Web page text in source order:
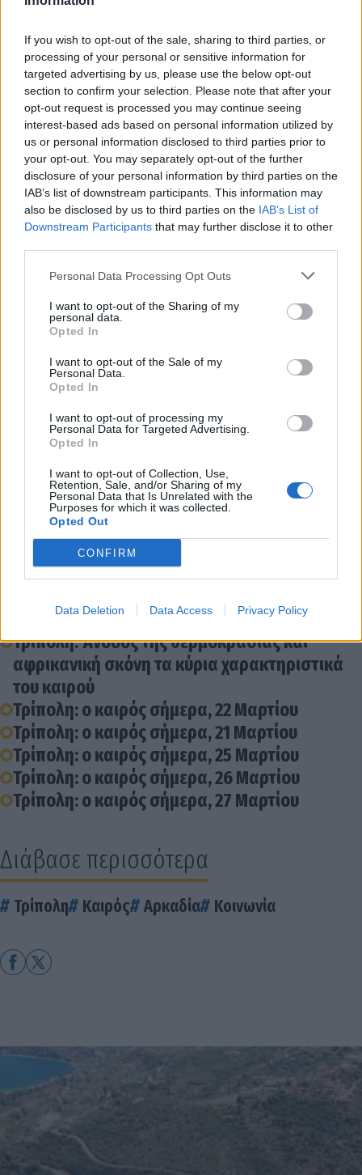
If you wish to opt-out of the sale, sharing to third parties, or
processing of your personal or sensitive information for
targeted advertising by us, please use the below opt-out
section to confirm your selection. Please note that after your
opt-out request is processed you may continue seeing
interest-based ads based on personal information utilized by
us or personal information disclosed to third parties prior to
your opt-out. You may separately opt-out of the further
disclosure of your personal information by third parties on the
IAB’s list of downstream participants. This information may
also be disclosed by us to third parties on the IAB’s List of
Downstream Participants that may further disclose it to other
Personal Data Processing Opt Outs
I want to opt-out of the Sharing of my
personal data.
Opted In
I want to opt-out of the Sale of my
Personal Data.
Opted In
I want to opt-out of processing my
Personal Data for Targeted Advertising.
Opted In
I want to opt-out of Collection, Use,
Retention, Sale, and/or Sharing of my
Personal Data that Is Unrelated with the
Purposes for which it was collected.
Opted Out
CONFIRM
Data Deletion Data Access Privacy Policy
αυξημένες με λίγες τοπικές βροχές κατά
διαστήματα στα ηπειρωτικά. Ευνοείται η μεταφορά
αφρικανικής σκόνης κυρίως στα δυτικά και νότια.
και στα δυτικά τοπικά 7 μποφόρ.
Η θερμοκρασία θα σημειώσει μικρή πτώση στα
βορειοδυτικά. Θα φτάσει στα βόρεια ηπειρωτικά
τα νότια ηπειρωτικά και την ανατολική νησιωτική
χώρα τους 21 με 22 και τοπικά στη βόρεια Κρήτη
και τα Δωδεκάνησα τους 23 με 24 βαθμούς Κελσίου.
Τρίπολη: Άνοδος της θερμοκρασίας και
αφρικανική σκόνη τα κύρια χαρακτηριστικά
του καιρού
Τρίπολη: ο καιρός σήμερα, 22 Μαρτίου
Τρίπολη: ο καιρός σήμερα, 21 Μαρτίου
Τρίπολη: ο καιρός σήμερα, 25 Μαρτίου
Τρίπολη: ο καιρός σήμερα, 26 Μαρτίου
Τρίπολη: ο καιρός σήμερα, 27 Μαρτίου
Διάβασε περισσότερα
Τρίπολη Καιρός Αρκαδία Κοινωνία